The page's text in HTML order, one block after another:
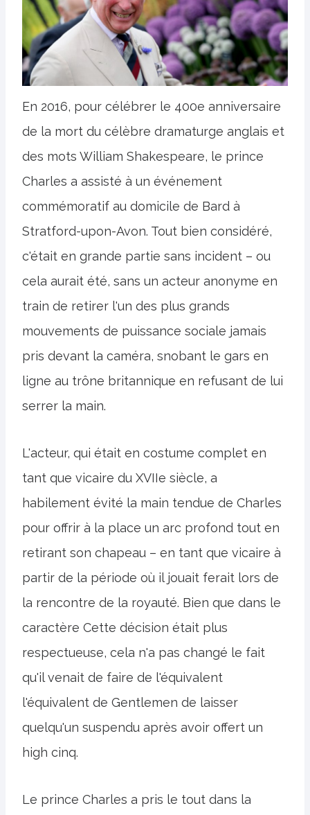
En 2016, pour célébrer le 400e anniversaire
de la mort du célèbre dramaturge anglais et
des mots William Shakespeare, le prince
Charles a assisté à un événement
commémoratif au domicile de Bard à
Stratford-upon-Avon. Tout bien considéré,
c'était en grande partie sans incident – ou
cela aurait été, sans un acteur anonyme en
train de retirer l'un des plus grands
mouvements de puissance sociale jamais
pris devant la caméra, snobant le gars en
ligne au trône britannique en refusant de lui
serrer la main.
L'acteur, qui était en costume complet en
tant que vicaire du XVIIe siècle, a
habilement évité la main tendue de Charles
pour offrir à la place un arc profond tout en
retirant son chapeau – en tant que vicaire à
partir de la période où il jouait ferait lors de
la rencontre de la royauté. Bien que dans le
caractère Cette décision était plus
respectueuse, cela n'a pas changé le fait
qu'il venait de faire de l'équivalent
l'équivalent de Gentlemen de laisser
quelqu'un suspendu après avoir offert un
high cinq.
Le prince Charles a pris le tout dans la